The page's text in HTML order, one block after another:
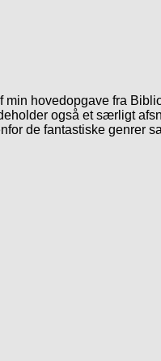
hovedopgave fra
også et særligt
de fantastiske genrer